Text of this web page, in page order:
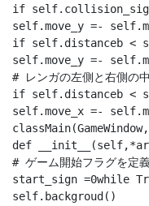
if
self.move_y =-
if self.distanceb <
self.move_y =-
# レンガの左側と右側の
if self.distanceb <
self.move_x =-
def
# ゲーム開始フラグを定
start_sign =0while
self.backgroud()